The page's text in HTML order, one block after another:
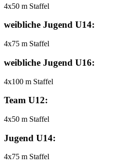
4x50 m Staffel
weibliche Jugend U14:
4x75 m Staffel
weibliche Jugend U16:
4x100 m Staffel
Team U12:
4x50 m Staffel
Jugend U14:
4x75 m Staffel